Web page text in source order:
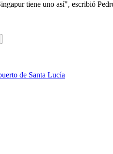
tiene uno así", escribió
de Santa Lucía